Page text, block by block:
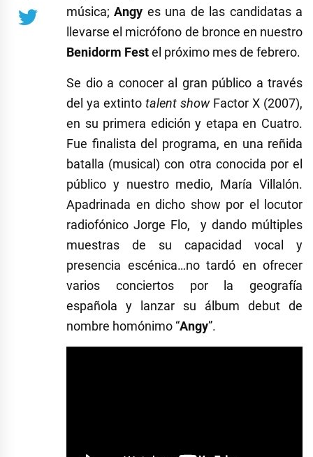
música;Angy es una de las candidatas a
llevarse el micrófono de bronce en nuestro
Benidorm Festel próximo mes de febrero.
Se dio a conocer al gran público a través
del ya extinto talent showFactor X (2007),
en su primera edición y etapa en Cuatro.
Fue finalista del programa, en una reñida
batalla (musical) con otra conocida por el
público y nuestro medio, María Villalón.
Apadrinada en dicho show por el locutor
radiofónico Jorge Flo, y dando múltiples
muestras de su capacidad vocal y
presencia escénica…no tardó en ofrecer
varios conciertos por la geografía
española y lanzar su álbum debut de
nombre homónimo “Angy”.